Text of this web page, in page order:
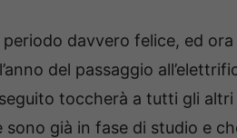
periodo davvero felice, ed
del passaggio
toccherà a tutti gli
sono già in fase di studio e